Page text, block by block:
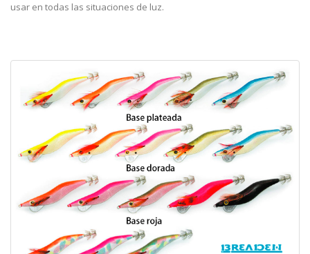
usar en todas las situaciones de luz.